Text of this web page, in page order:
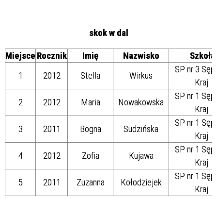
skok w dal
Miejsce Rocznik Imię Nazwisko
Szkoła
1
2012 Stella Wirkus
SP nr 3
Kraj.
2
2012 Maria Nowakowska
SP nr 1
Kraj.
3
2011 Bogna Sudzińska
SP nr 1
Kraj.
4
2012 Zofia Kujawa
SP nr 1
Kraj.
5
2011 Zuzanna Kołodziejek
SP nr 1
Kraj.